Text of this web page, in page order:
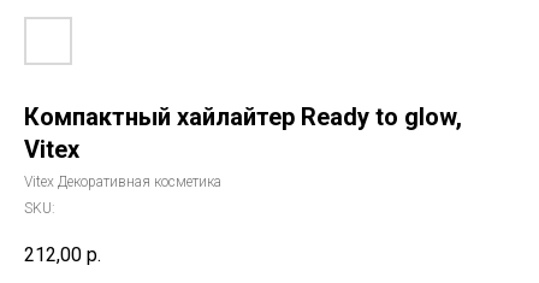
Компактный хайлайтер Ready to glow,
Vitex
Vitex Декоративная косметика
SKU:
212,00 р.